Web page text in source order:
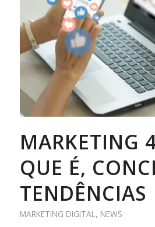
MARKETING
QUE É,
TENDÊNCIAS
MARKETING DIGITAL , NEWS